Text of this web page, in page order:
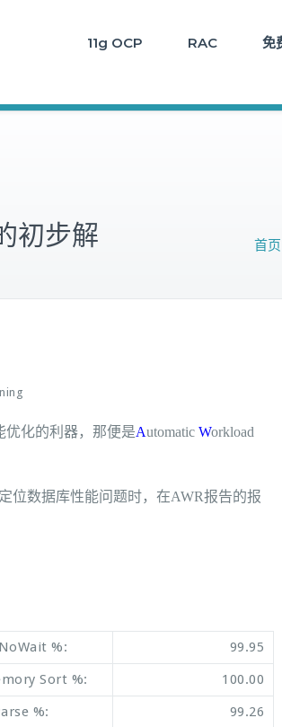
11g OCP RAC 免
初步解
首页
化的利器，那便是Automatic Workload
数据库性能问题时，在AWR报告的报
%:
99.95
Sort %:
100.00
%:
99.26